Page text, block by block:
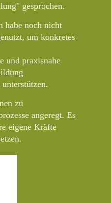
gesprochen.
habe noch nicht
um konkretes
und praxisnahe
zu
angeregt. Es
eigene Kräfte